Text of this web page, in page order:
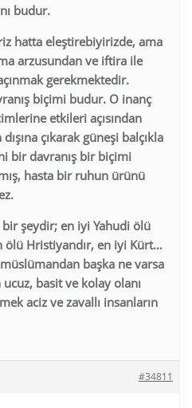
budur.
hatta eleştirebiyirizde, ama
arzusundan ve iftira ile
gerekmektedir.
biçimi budur. O inanç
etkileri açısından
çıkarak güneşi balçıkla
bir davranış bir biçimi
hasta bir ruhun ürünü
şeydir; en iyi Yahudi ölü
ölü Hristiyandır, en iyi Kürt…
başka ne varsa
basit ve kolay olanı
aciz ve zavallı insanların
#34811